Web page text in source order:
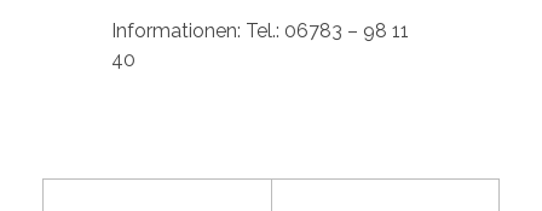
Informationen: Tel.: 06783 – 98 11
40